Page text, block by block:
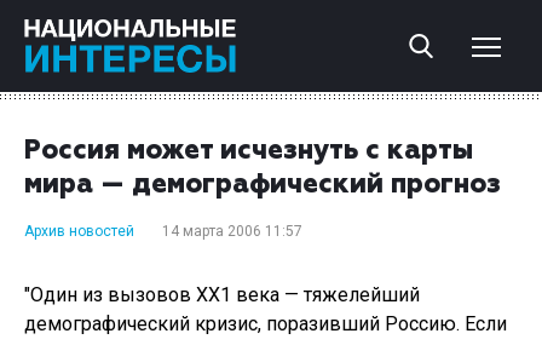
Россия может исчезнуть с карты
мира — демографический прогноз
Архив новостей 14 марта 2006 11:57
"Один из вызовов ХХ1 века — тяжелейший
демографический кризис, поразивший Россию. Если